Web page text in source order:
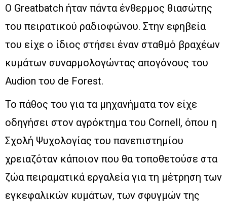
Ο Greatbatch ήταν πάντα ένθερμος θιασώτης
του πειρατικού ραδιοφώνου. Στην εφηβεία
του είχε ο ίδιος στήσει έναν σταθμό βραχέων
κυμάτων συναρμολογώντας απογόνους του
Audion του de Forest.
Το πάθος του για τα μηχανήματα τον είχε
οδηγήσει στον αγρόκτημα του Cornell, όπου η
Σχολή Ψυχολογίας του πανεπιστημίου
χρειαζόταν κάποιον που θα τοποθετούσε στα
ζώα πειραματικά εργαλεία για τη μέτρηση των
εγκεφαλικών κυμάτων, των σφυγμών της